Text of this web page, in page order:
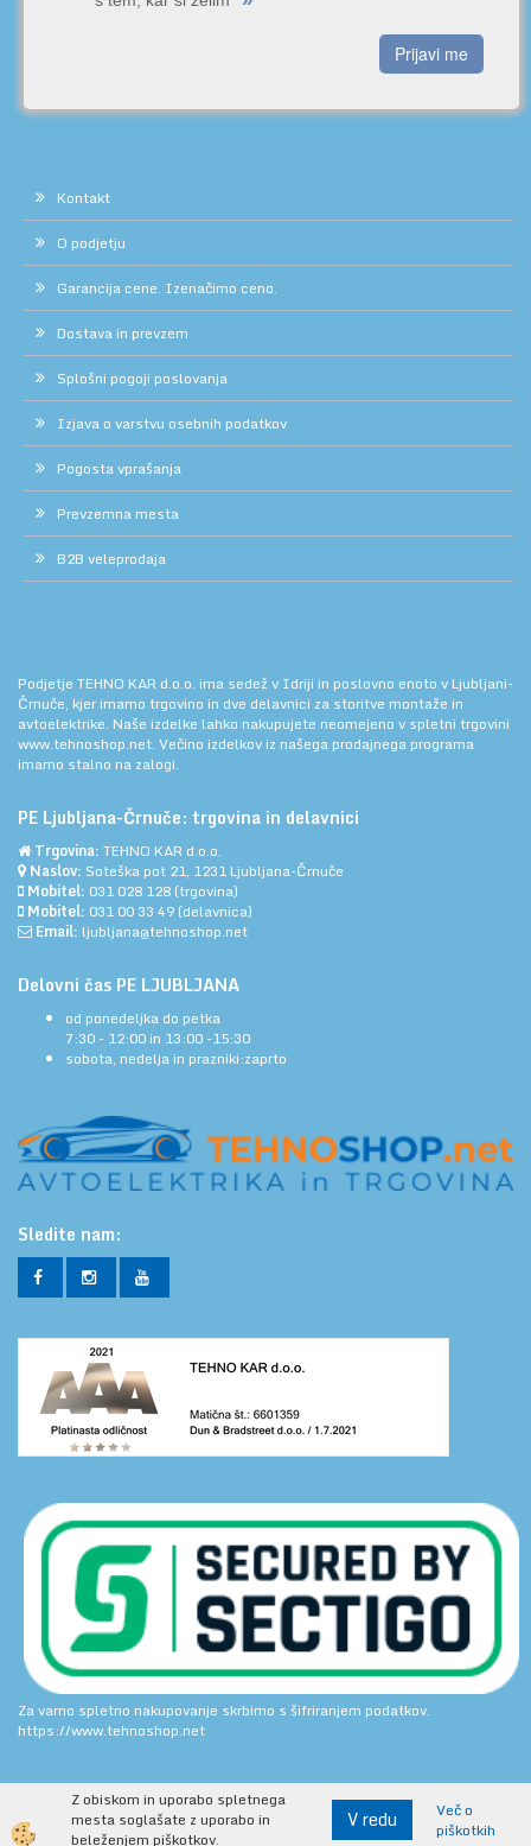
Prijavi me
Kontakt
O podjetju
Garancija cene. Izenačimo ceno.
Dostava in prevzem
Splošni pogoji poslovanja
Izjava o varstvu osebnih podatkov
Pogosta vprašanja
Prevzemna mesta
B2B veleprodaja
Podjetje TEHNO KAR d.o.o. ima sedež v Idriji in poslovno enoto v Ljubljani-
Črnuče, kjer imamo trgovino in dve delavnici za storitve montaže in
avtoelektrike. Naše izdelke lahko nakupujete neomejeno v spletni trgovini
www.tehnoshop.net. Večino izdelkov iz našega prodajnega programa
imamo stalno na zalogi.
PE Ljubljana-Črnuče: trgovina in delavnici
Trgovina: TEHNO KAR d.o.o.
Naslov: Soteška pot 21, 1231 Ljubljana-Črnuče
Mobitel: 031 028 128 (trgovina)
Mobitel: 031 00 33 49 (delavnica)
Email: ljubljana@tehnoshop.net
Delovni čas PE LJUBLJANA
od ponedeljka do petka
7:30 - 12:00 in 13:00 -15:30
sobota, nedelja in prazniki:zaprto
Sledite nam:
Za varno spletno nakupovanje skrbimo s šifriranjem podatkov.
https://www.tehnoshop.net
Izdelava spletne trgovine
Z obiskom in uporabo spletnega
mesta soglašate z uporabo in
beleženjem piškotkov.
V redu
Več o
piškotkih